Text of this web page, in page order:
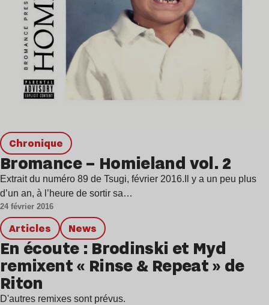
chronique
Bromance – Homieland vol. 2
Extrait du numéro 89 de Tsugi, février 2016.Il y a un peu plus
d’un an, à l’heure de sortir sa…
24 février 2016
Articles news
En écoute : Brodinski et Myd
remixent « Rinse & Repeat » de
Riton
D'autres remixes sont prévus.